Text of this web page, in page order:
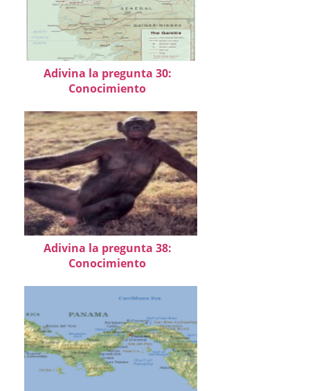
Adivina la pregunta 30:
Conocimiento
Adivina la pregunta 38:
Conocimiento